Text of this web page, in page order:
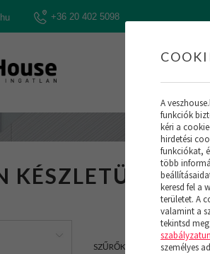
+36 20 402 5098
ÚJ
KÉSZLETÜNK
SZŰRŐK: ZÁRTKERT
A
funkciók
kéri a
hirdetési
funkciókat,
több
keresd fel a
területet. A
valamint a
tekintsd meg
személyes